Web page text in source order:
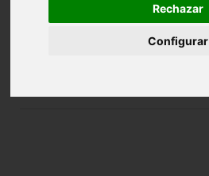
Rechazar
Configurar
BESTE TALDE BAT IKUSI